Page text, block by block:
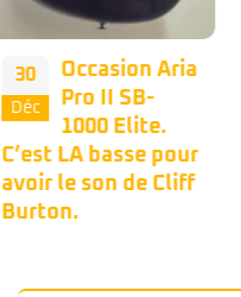
06
Déc
Occasion
Westone
Quantum.
(Oh Bravo !)Une
belle headless des
années mid-80s.